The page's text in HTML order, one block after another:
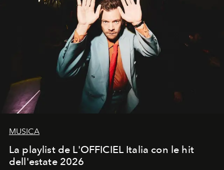
MUSICA
La playlist de L'OFFICIEL Italia con le hit
dell'estate 2026